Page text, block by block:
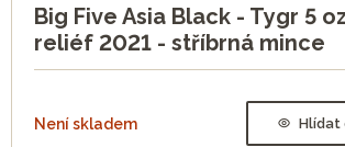
Big Five Asia Black - Tygr 5
reliéf 2021 - stříbrná mince
Není skladem Hlídat